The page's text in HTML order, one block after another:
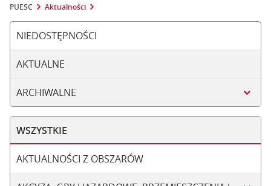
PUESC Aktualności
NIEDOSTĘPNOŚCI
AKTUALNE
ARCHIWALNE
WSZYSTKIE
AKTUALNOŚCI Z OBSZARÓW